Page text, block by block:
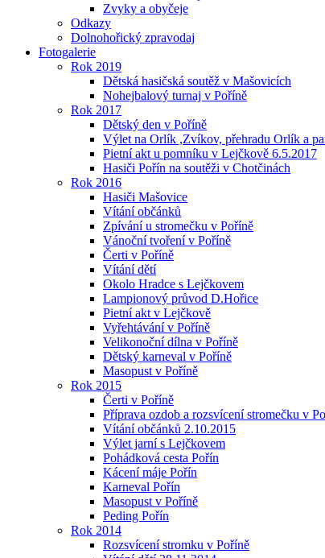
Zvyky a obyčeje
Odkazy
Dolnohořický zpravodaj
Fotogalerie
Rok 2019
Dětská hasičská soutěž v Mašovicích
Nohejbalový turnaj v Poříně
Rok 2017
Dětský den v Poříně
Výlet na Orlík ,Zvíkov, přehradu Orlík a
Pietní akt u pomníku v Lejčkově 6.5.2017
Hasiči Pořín na soutěži v Chotčinách
Rok 2016
Hasiči Mašovice
Vítání občánků
Zpívání u stromečku v Poříně
Vánoční tvoření v Poříně
Čerti v Poříně
Vítání dětí
Okolo Hradce s Lejčkovem
Lampionový průvod D.Hořice
Pietní akt v Lejčkově
Vyřehtávání v Poříně
Velikonoční dílna v Poříně
Dětský karneval v Poříně
Masopust v Poříně
Rok 2015
Čerti v Poříně
Příprava ozdob a rozsvícení stromečku v
Vítání občánků 2.10.2015
Výlet jarní s Lejčkovem
Pohádková cesta Pořín
Kácení máje Pořín
Karneval Pořín
Masopust v Poříně
Peding Pořín
Rok 2014
Rozsvícení stromku v Poříně